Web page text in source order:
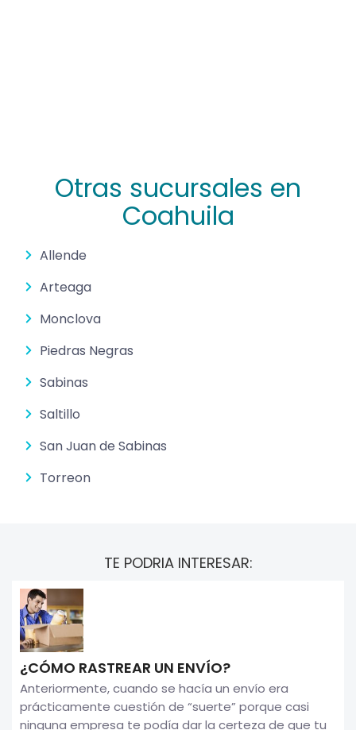
Otras sucursales en
Coahuila
Allende
Arteaga
Monclova
Piedras Negras
Sabinas
Saltillo
San Juan de Sabinas
Torreon
TE PODRIA INTERESAR:
¿CÓMO RASTREAR UN ENVÍO?
Anteriormente, cuando se hacía un envío era
prácticamente cuestión de “suerte” porque casi
ninguna empresa te podía dar la certeza de que tu